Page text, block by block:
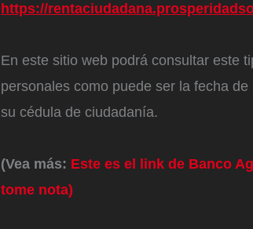
https://
En este sitio web podrá consultar este
personales como puede ser la fecha
su cédula de ciudadanía.
(Vea más: Este es el link de Banco
tome nota)